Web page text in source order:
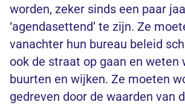
worden, zeker sinds een paar
‘agendasettend’ te zijn. Ze
vanachter hun bureau beleid
ook de straat op gaan en weten
buurten en wijken. Ze moeten
gedreven door de waarden van